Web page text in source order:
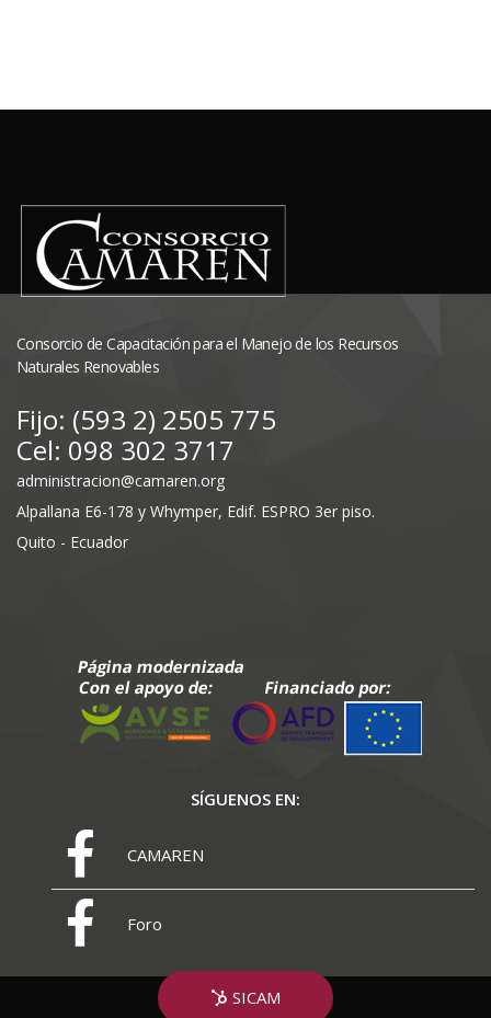
Consorcio de Capacitación para el Manejo de los Recursos
Naturales Renovables
Fijo: (593 2) 2505 775
Cel: 098 302 3717
administracion@camaren.org
Alpallana E6-178 y Whymper, Edif. ESPRO 3er piso.
Quito - Ecuador
SÍGUENOS EN:
CAMAREN
Foro
SICAM